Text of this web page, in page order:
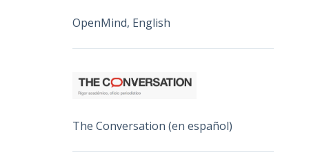
OpenMind, English
The Conversation (en español)